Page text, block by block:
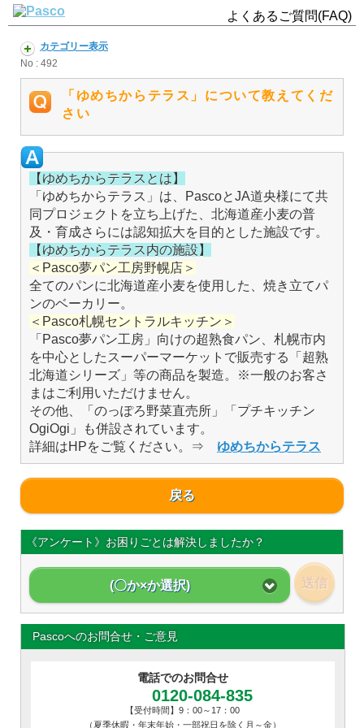
よくあるご質問(FAQ)
カテゴリー表示
No : 492
「ゆめちからテラス」について教えてくだ
さい
【ゆめちからテラスとは】
「ゆめちからテラス」は、PascoとJA道央様にて共
同プロジェクトを立ち上げた、北海道産小麦の普
及・育成さらには認知拡大を目的とした施設です。
【ゆめちからテラス内の施設】
＜Pasco夢パン工房野幌店＞
全てのパンに北海道産小麦を使用した、焼き立てパ
ンのベーカリー。
＜Pasco札幌セントラルキッチン＞
「Pasco夢パン工房」向けの超熟食パン、札幌市内
を中心としたスーパーマーケットで販売する「超熟
北海道シリーズ」等の商品を製造。※一般のお客さ
まはご利用いただけません。
その他、「のっぽろ野菜直売所」「プチキッチン
OgiOgi」も併設されています。
詳細はHPをご覧ください。⇒ ゆめちからテラス
戻る
《アンケート》お困りごとは解決しましたか？
(〇か×か選択) 送信
Pascoへのお問合せ・ご意見
電話でのお問合せ
0120-084-835
【受付時間】9：00～17：00
（夏季休暇・年末年始・一部祝日を除く月～金）